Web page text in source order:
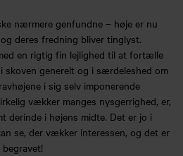
nærmere genfundne – høje er nu
deres fredning bliver tinglyst.
en rigtig fin lejlighed til at fortælle
skoven generelt og i særdeleshed om
i sig selv imponerende
vækker manges nysgerrighed, er,
derinde i højens midte. Det er jo i
se, der vækker interessen, og det er